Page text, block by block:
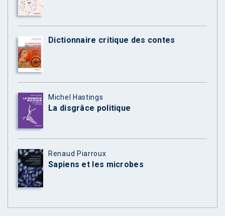
Dictionnaire critique des contes
Michel Hastings
La disgrâce politique
Renaud Piarroux
Sapiens et les microbes